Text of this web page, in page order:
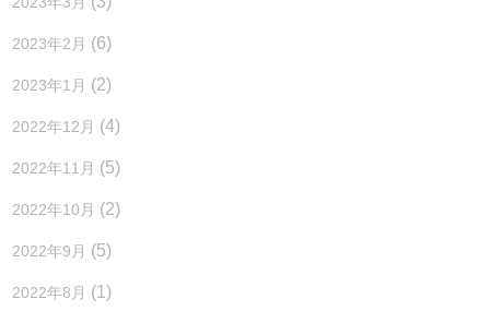
2023年2月 (6)
2023年1月 (2)
2022年12月 (4)
2022年11月 (5)
2022年10月 (2)
2022年9月 (5)
2022年8月 (1)